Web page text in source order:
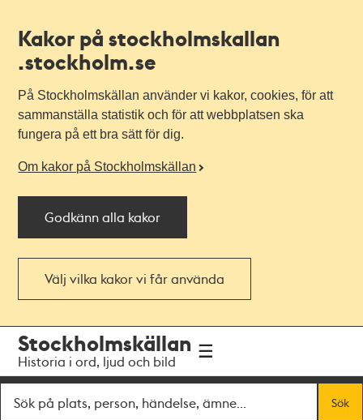
Kakor på stockholmskallan
.stockholm.se
På Stockholmskällan använder vi kakor, cookies, för att
sammanställa statistik och för att webbplatsen ska
fungera på ett bra sätt för dig.
Om kakor på Stockholmskällan
Godkänn alla kakor
Välj vilka kakor vi får använda
navigationen
huvudinnehållet
Stockholmskällan
Historia i ord, ljud och bild
Sök